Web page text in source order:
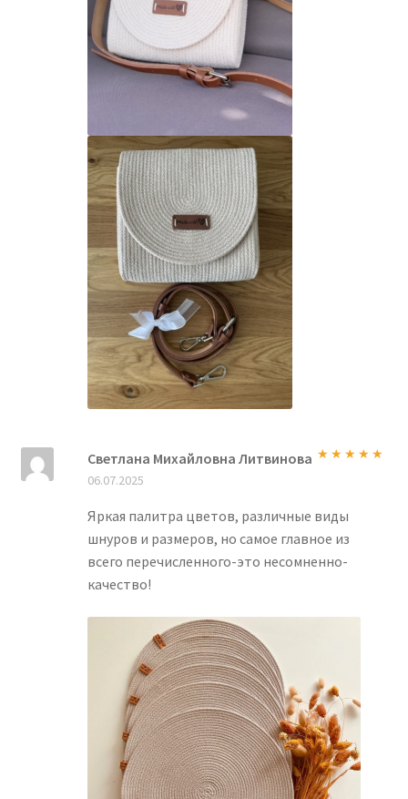
Светлана Михайловна Литвинова
06.07.2025
Яркая палитра цветов, различные виды
шнуров и размеров, но самое главное из
всего перечисленного-это несомненно-
качество!